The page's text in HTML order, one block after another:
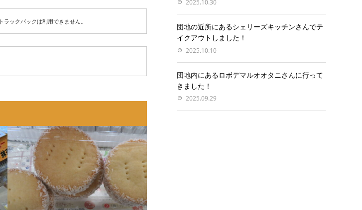
トラックバックは利用できません。
2025.10.30
団地の近所にあるシェリーズキッチンさんでテ
イクアウトしました！
2025.10.10
団地内にあるロボデマルオオタニさんに行って
きました！
2025.09.29